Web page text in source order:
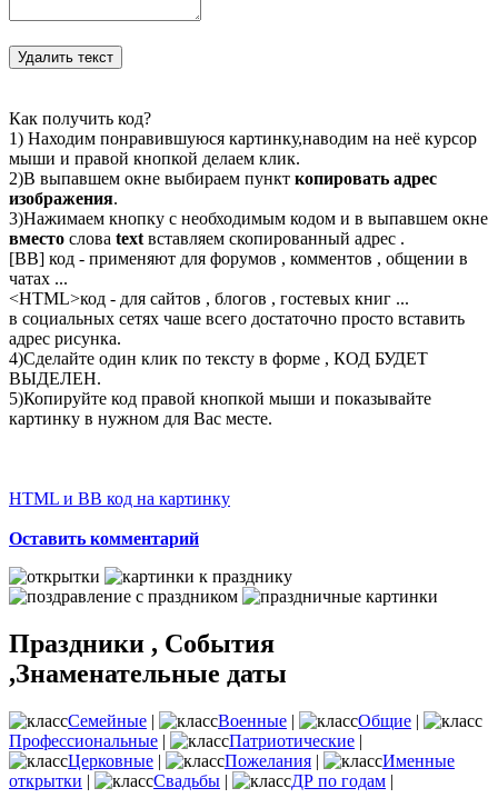
Как получить код?
1) Находим понравившуюся картинку,наводим на неё курсор
мыши и правой кнопкой делаем клик.
2)В выпавшем окне выбираем пункт копировать адрес
изображения.
3)Нажимаем кнопку с необходимым кодом и в выпавшем окне
вместо слова text вставляем скопированный адрес .
[BB] код - применяют для форумов , комментов , общении в
чатах ...
<HTML>код - для сайтов , блогов , гостевых книг ...
в социальных сетях чаше всего достаточно просто вставить
адрес рисунка.
4)Сделайте один клик по тексту в форме , КОД БУДЕТ
ВЫДЕЛЕН.
5)Копируйте код правой кнопкой мыши и показывайте
картинку в нужном для Вас месте.
HTML и BB код на картинку
Оставить комментарий
Праздники , События
,Знаменательные даты
Семейные | Военные | Общие |
Профессиональные | Патриотические |
Церковные | Пожелания |
Именные
открытки | Свадьбы | ДР по годам |